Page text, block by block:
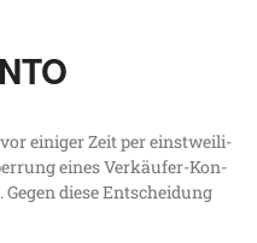
eini­ger Zeit per einst­wei­li­
eines Ver­­­käu­­fer-Kon­­­
die­se Ent­schei­dung